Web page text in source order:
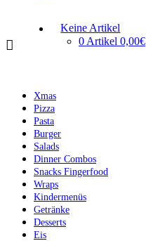
Keine Artikel
0 Artikel 0,00€
Xmas
Pizza
Pasta
Burger
Salads
Dinner Combos
Snacks Fingerfood
Wraps
Kindermenüs
Getränke
Desserts
Eis